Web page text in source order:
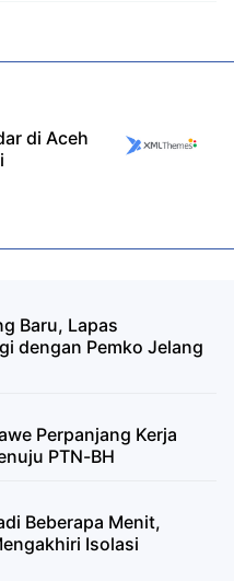
di Aceh
Baru, Lapas
dengan Pemko Jelang
Perpanjang Kerja
PTN-BH
Beberapa Menit,
Isolasi